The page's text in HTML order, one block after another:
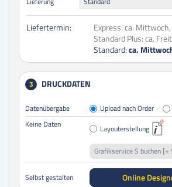
Liefertermin: Express:ca.
Standard Plus:ca.
Standard:ca.
3 DRUCKDATEN
Datenübergabe Upload nach Order
Keine Daten
Layouterstellung
Grafikservice S buchen
Selbst gestalten Online